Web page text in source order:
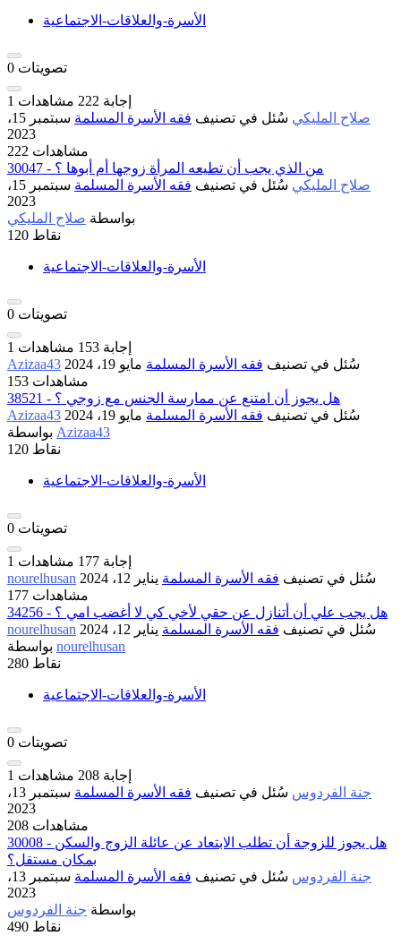
الأسرة-والعلاقات-الاجتماعية
0 تصويتات
1 إجابة 222 مشاهدات
صلاح المليكي سُئل في تصنيف فقه الأسرة المسلمة
سبتمبر 15،
2023
222 مشاهدات
30047 - من الذي يجب أن تطيعه المرأة زوجها أم أبوها ؟
صلاح المليكي سُئل في تصنيف فقه الأسرة المسلمة
سبتمبر 15،
2023
بواسطة صلاح المليكي
120 نقاط
الأسرة-والعلاقات-الاجتماعية
0 تصويتات
1 إجابة 153 مشاهدات
Azizaa43
سُئل في تصنيف فقه الأسرة المسلمة مايو 19، 2024
153 مشاهدات
38521 - هل يجوز أن امتنع عن ممارسة الجنس مع زوجي ؟
Azizaa43
سُئل في تصنيف فقه الأسرة المسلمة مايو 19، 2024
Azizaa43
120 نقاط
الأسرة-والعلاقات-الاجتماعية
0 تصويتات
1 إجابة 177 مشاهدات
nourelhusan
سُئل في تصنيف فقه الأسرة المسلمة يناير 12، 2024
177 مشاهدات
34256 - هل يجب علي أن أتنازل عن حقي لأخي كي لا أغضب امي ؟
nourelhusan
سُئل في تصنيف فقه الأسرة المسلمة يناير 12، 2024
nourelhusan
280 نقاط
الأسرة-والعلاقات-الاجتماعية
0 تصويتات
1 إجابة 208 مشاهدات
جنة الفردوس سُئل في تصنيف فقه الأسرة المسلمة
سبتمبر 13،
2023
208 مشاهدات
30008 - هل يجوز للزوجة أن تطلب الابتعاد عن عائلة الزوج والسكن
بمكان مستقل؟
جنة الفردوس سُئل في تصنيف فقه الأسرة المسلمة
سبتمبر 13،
2023
بواسطة جنة الفردوس
490 نقاط